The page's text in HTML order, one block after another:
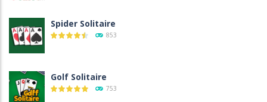
Spider Solitaire
853
Golf Solitaire
753